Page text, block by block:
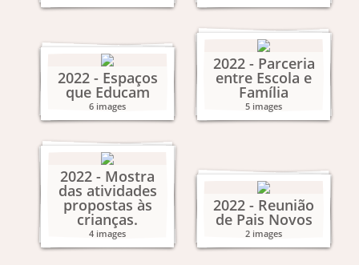
2022 - Espaços
que Educam
6 images
2022 - Parceria
entre Escola e
Família
5 images
2022 - Mostra
das atividades
propostas às
crianças.
4 images
2022 - Reunião
de Pais Novos
2 images